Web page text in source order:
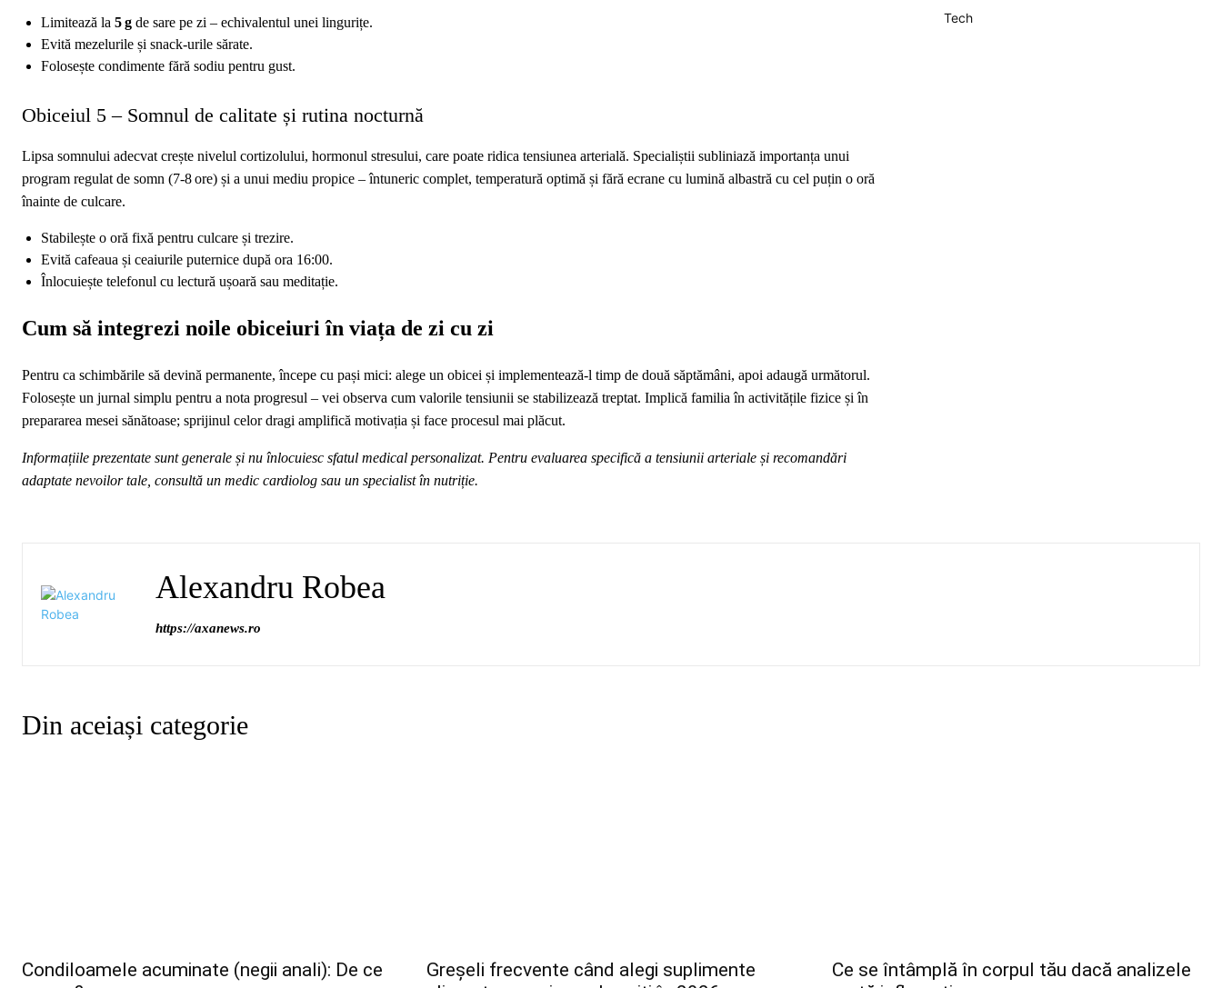
Limitează la 5 g de sare pe zi – echivalentul unei lingurițe.
Evită mezelurile și snack‑urile sărate.
Folosește condimente fără sodiu pentru gust.
Obiceiul 5 – Somnul de calitate și rutina nocturnă
Lipsa somnului adecvat crește nivelul cortizolului, hormonul stresului, care poate ridica tensiunea arterială. Specialiștii subliniază importanța unui
program regulat de somn (7‑8 ore) și a unui mediu propice – întuneric complet, temperatură optimă și fără ecrane cu lumină albastră cu cel puțin o oră
înainte de culcare.
Stabilește o oră fixă pentru culcare și trezire.
Evită cafeaua și ceaiurile puternice după ora 16:00.
Înlocuiește telefonul cu lectură ușoară sau meditație.
Cum să integrezi noile obiceiuri în viața de zi cu zi
Pentru ca schimbările să devină permanente, începe cu pași mici: alege un obicei și implementează‑l timp de două săptămâni, apoi adaugă următorul.
Folosește un jurnal simplu pentru a nota progresul – vei observa cum valorile tensiunii se stabilizează treptat. Implică familia în activitățile fizice și în
prepararea mesei sănătoase; sprijinul celor dragi amplifică motivația și face procesul mai plăcut.
Informațiile prezentate sunt generale și nu înlocuiesc sfatul medical personalizat. Pentru evaluarea specifică a tensiunii arteriale și recomandări
adaptate nevoilor tale, consultă un medic cardiolog sau un specialist în nutriție.
Tech
Alexandru Robea
https://axanews.ro
Din aceiași categorie
Condiloamele acuminate (negii anali): De ce
Greșeli frecvente când alegi suplimente
Ce se întâmplă în corpul tău dacă analizele